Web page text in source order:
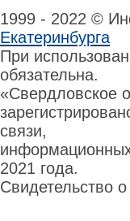
1999 - 2022 ©
Екатеринбурга
При
обязательна.
«Свердловское
связи,
2021 года.
Свидетельство